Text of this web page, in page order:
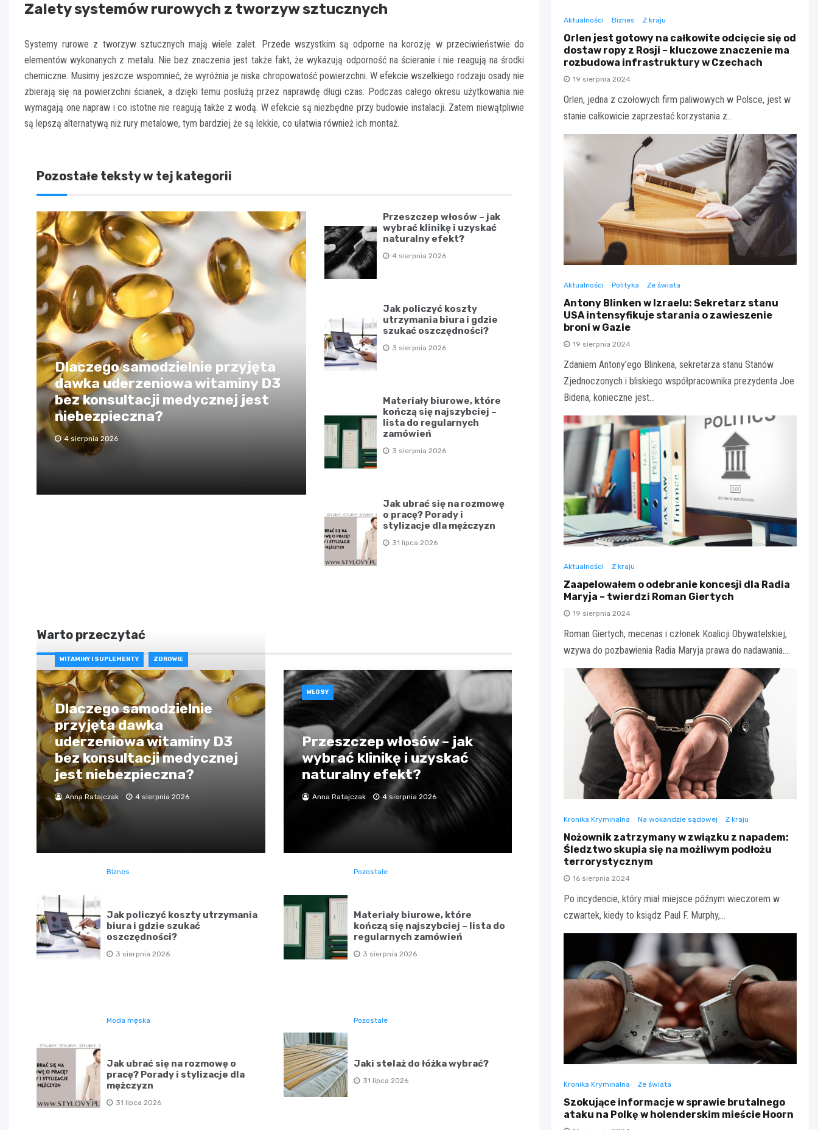
Zalety systemów rurowych z tworzyw sztucznych
Systemy rurowe z tworzyw sztucznych mają wiele zalet. Przede wszystkim są odporne na korozję w przeciwieństwie do
elementów wykonanych z metalu. Nie bez znaczenia jest także fakt, że wykazują odporność na ścieranie i nie reagują na środki
chemiczne. Musimy jeszcze wspomnieć, że wyróżnia je niska chropowatość powierzchni. W efekcie wszelkiego rodzaju osady nie
zbierają się na powierzchni ścianek, a dzięki temu posłużą przez naprawdę długi czas. Podczas całego okresu użytkowania nie
wymagają one napraw i co istotne nie reagują także z wodą. W efekcie są niezbędne przy budowie instalacji. Zatem niewątpliwie
są lepszą alternatywą niż rury metalowe, tym bardziej że są lekkie, co ułatwia również ich montaż.
Pozostałe teksty w tej kategorii
Dlaczego samodzielnie przyjęta
dawka uderzeniowa witaminy D3
bez konsultacji medycznej jest
niebezpieczna?
4 sierpnia 2026
Przeszczep włosów – jak
wybrać klinikę i uzyskać
naturalny efekt?
4 sierpnia 2026
Jak policzyć koszty
utrzymania biura i gdzie
szukać oszczędności?
3 sierpnia 2026
Materiały biurowe, które
kończą się najszybciej –
lista do regularnych
zamówień
3 sierpnia 2026
Jak ubrać się na rozmowę
o pracę? Porady i
stylizacje dla mężczyzn
31 lipca 2026
Warto przeczytać
WITAMINY I SUPLEMENTY ZDROWIE
Dlaczego samodzielnie
przyjęta dawka
uderzeniowa witaminy D3
bez konsultacji medycznej
jest niebezpieczna?
Anna Ratajczak 4 sierpnia 2026
WŁOSY
Przeszczep włosów – jak
wybrać klinikę i uzyskać
naturalny efekt?
Anna Ratajczak 4 sierpnia 2026
Biznes
Jak policzyć koszty utrzymania
biura i gdzie szukać
oszczędności?
3 sierpnia 2026
Pozostałe
Materiały biurowe, które
kończą się najszybciej – lista do
regularnych zamówień
3 sierpnia 2026
Moda męska
Jak ubrać się na rozmowę o
pracę? Porady i stylizacje dla
mężczyzn
31 lipca 2026
Pozostałe
Jaki stelaż do łóżka wybrać?
31 lipca 2026
Aktualności Biznes Z kraju
Orlen jest gotowy na całkowite odcięcie się od
dostaw ropy z Rosji – kluczowe znaczenie ma
rozbudowa infrastruktury w Czechach
19 sierpnia 2024
Orlen, jedna z czołowych firm paliwowych w Polsce, jest w
stanie całkowicie zaprzestać korzystania z…
Aktualności Polityka Ze świata
Antony Blinken w Izraelu: Sekretarz stanu
USA intensyfikuje starania o zawieszenie
broni w Gazie
19 sierpnia 2024
Zdaniem Antony'ego Blinkena, sekretarza stanu Stanów
Zjednoczonych i bliskiego współpracownika prezydenta Joe
Bidena, konieczne jest…
Aktualności Z kraju
Zaapelowałem o odebranie koncesji dla Radia
Maryja – twierdzi Roman Giertych
19 sierpnia 2024
Roman Giertych, mecenas i członek Koalicji Obywatelskiej,
wzywa do pozbawienia Radia Maryja prawa do nadawania.…
Kronika Kryminalna Na wokandzie sądowej Z kraju
Nożownik zatrzymany w związku z napadem:
Śledztwo skupia się na możliwym podłożu
terrorystycznym
16 sierpnia 2024
Po incydencie, który miał miejsce późnym wieczorem w
czwartek, kiedy to ksiądz Paul F. Murphy,…
Kronika Kryminalna Ze świata
Szokujące informacje w sprawie brutalnego
ataku na Polkę w holenderskim mieście Hoorn